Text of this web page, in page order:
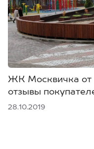
ЖК Москвичка от
отзывы
28.10.2019